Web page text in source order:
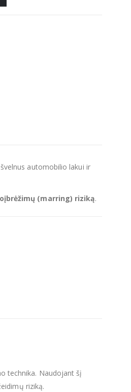
automobilio lakui ir
(marring) riziką.
technika. Naudojant šį
riziką.